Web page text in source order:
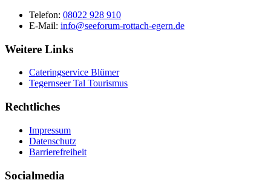
Telefon: 08022 928 910
E-Mail: info@seeforum-rottach-egern.de
Weitere Links
Cateringservice Blümer
Tegernseer Tal Tourismus
Rechtliches
Impressum
Datenschutz
Barrierefreiheit
Socialmedia